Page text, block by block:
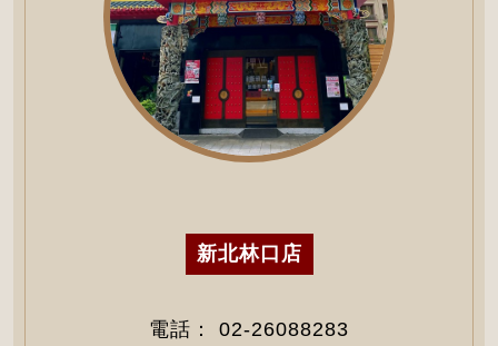
新北林口店
電話： 02-26088283